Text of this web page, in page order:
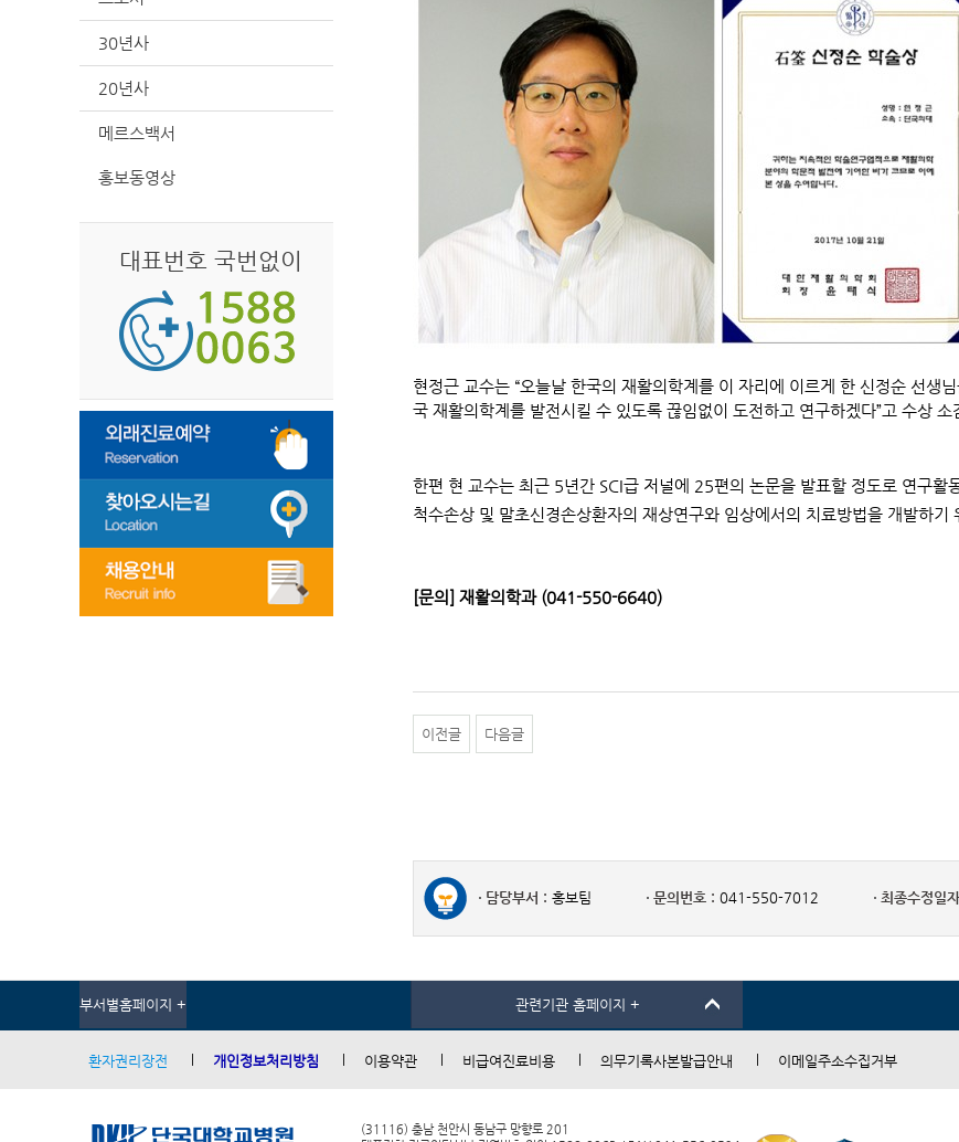
30년사
20년사
메르스백서
홍보동영상
대표번호 국번없이
현정근 교수는 “오늘날 한국의 재활의학계를 이 자리에 이르게 한 신정순 선생
국 재활의학계를 발전시킬 수 있도록 끊임없이 도전하고 연구하겠다”고 수상 소
한편 현 교수는 최근 5년간 SCI급 저널에 25편의 논문을 발표할 정도로 연구
척수손상 및 말초신경손상환자의 재상연구와 임상에서의 치료방법을 개발하기
[문의] 재활의학과 (041-550-6640)
이전글 다음글
담당부서 : 홍보팀 문의번호 : 041-550-7012 최종수정일
부서별홈페이지 + 관련기관 홈페이지 +
환자권리장전 개인정보처리방침 이용약관 비급여진료비용 의무기록사본발급안내 이메일주소수집거부
(31116) 충남 천안시 동남구 망향로 201